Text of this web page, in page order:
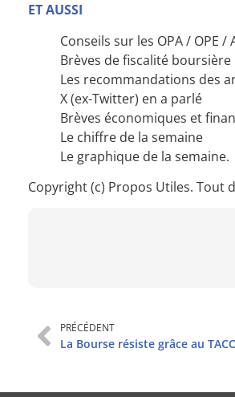
ET AUSSI
Conseils sur les OPA / OPE
Brèves de fiscalité boursière
Les recommandations des
X (ex-Twitter) en a parlé
Brèves économiques et
Le chiffre de la semaine
Le graphique de la semaine.
Copyright (c) Propos Utiles.
PRÉCÉDENT
La Bourse résiste grâce au